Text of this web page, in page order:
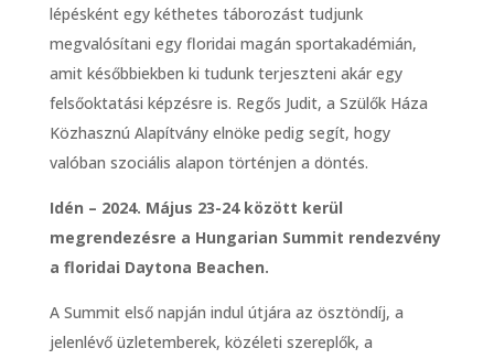
lépésként egy kéthetes táborozást tudjunk
megvalósítani egy floridai magán sportakadémián,
amit későbbiekben ki tudunk terjeszteni akár egy
felsőoktatási képzésre is. Regős Judit, a Szülők Háza
Közhasznú Alapítvány elnöke pedig segít, hogy
valóban szociális alapon történjen a döntés.
Idén – 2024. Május 23-24 között kerül
megrendezésre a Hungarian Summit rendezvény
a floridai Daytona Beachen.
A Summit első napján indul útjára az ösztöndíj, a
jelenlévő üzletemberek, közéleti szereplők, a